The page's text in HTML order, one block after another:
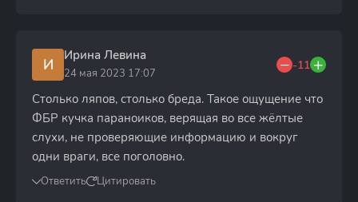
И Ирина Левина
24 мая 2023 17:07
-11
Столько ляпов, столько бреда. Такое ощущение что
ФБР кучка параноиков, верящая во все жёлтые
слухи, не проверяющие информацию и вокруг
одни враги, все поголовно.
Ответить Цитировать